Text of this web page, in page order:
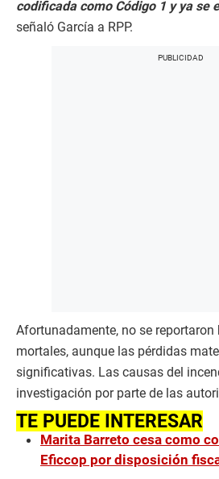
codificada como Código 1 y ya se
señaló García a RPP.
Afortunadamente, no se
mortales, aunque las pérdidas
significativas. Las causas del
investigación por parte de las
TE PUEDE INTERESAR
Marita Barreto cesa como
Eficcop por disposición